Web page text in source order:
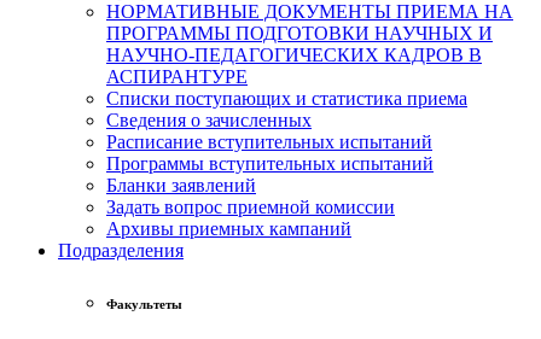
НОРМАТИВНЫЕ ДОКУМЕНТЫ ПРИЕМА НА
ПРОГРАММЫ ПОДГОТОВКИ НАУЧНЫХ И
НАУЧНО-ПЕДАГОГИЧЕСКИХ КАДРОВ В
АСПИРАНТУРЕ
Списки поступающих и статистика приема
Сведения о зачисленных
Расписание вступительных испытаний
Программы вступительных испытаний
Бланки заявлений
Задать вопрос приемной комиссии
Архивы приемных кампаний
Подразделения
Факультеты